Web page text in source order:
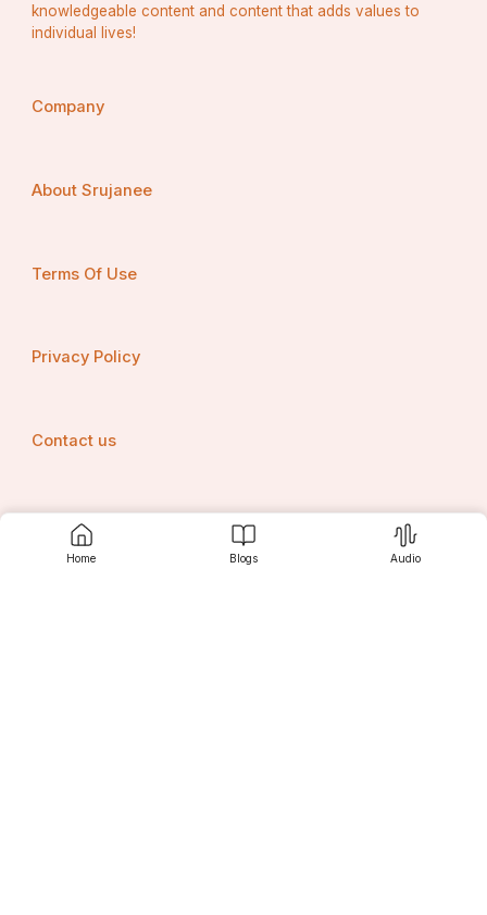
Home Blogs Audio
knowledgeable content and content that adds values to
individual lives!
Company
About Srujanee
Terms Of Use
Privacy Policy
Contact us
Srujanee